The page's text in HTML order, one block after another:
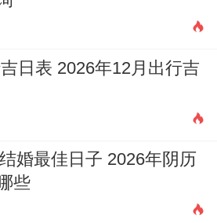
廿一）
吉日），九星为五黄-天
但开业吉日指数为95分.
盟，纳采、祭祀，祈福、
，动土、上梁，开业（开
日表 2026年12月出行吉
婚最佳日子 2026年阴历
些